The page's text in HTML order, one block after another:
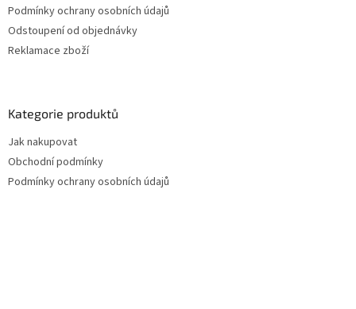
Podmínky ochrany osobních údajů
Odstoupení od objednávky
Reklamace zboží
Kategorie produktů
Jak nakupovat
Obchodní podmínky
Podmínky ochrany osobních údajů